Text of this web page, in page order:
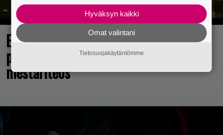
Elokuun PlayStation Plus Essential -
pelit ilmestyivät – mukana todellinen
mestariteos
Hyväksyn kaikki
Omat valintani
Tietosuojakäytäntömme